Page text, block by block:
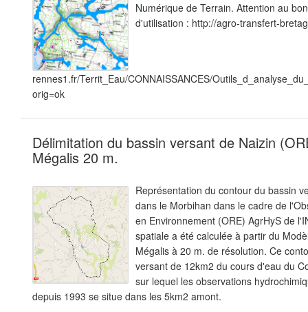
Numérique de Terrain. Attention au
d'utilisation : http://agro-transfert-
rennes1.fr/Territ_Eau/CONNAISSANCES/
orig=ok
Délimitation du bassin versant de Naizin
Mégalis 20 m.
Représentation du contour du bassin
dans le Morbihan dans le cadre de
en Environnement (ORE) AgrHyS de
spatiale a été calculée à partir du
Mégalis à 20 m. de résolution. Ce
versant de 12km2 du cours d'eau du
sur lequel les observations
depuis 1993 se situe dans les 5km2 amont.